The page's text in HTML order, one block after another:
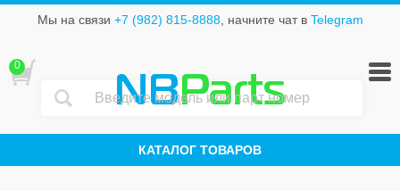
Мы на связи +7 (982) 815-8888, начните чат в Telegram
NBParts
КАТАЛОГ ТОВАРОВ
0